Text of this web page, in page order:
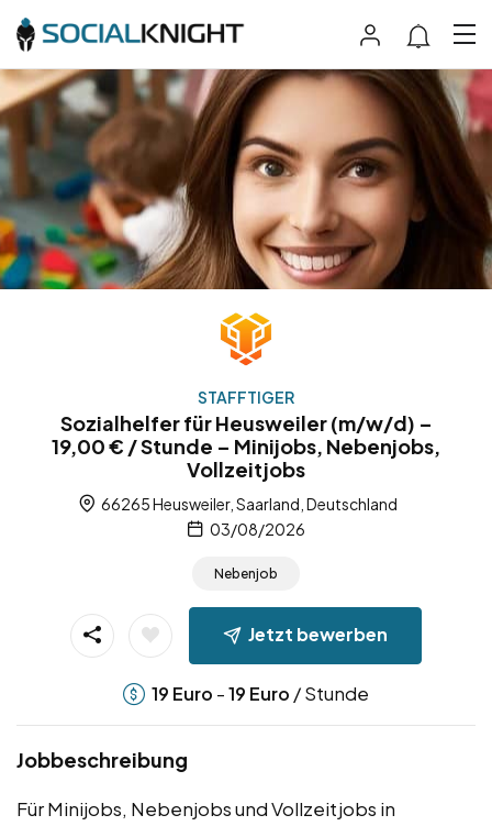
STAFFTIGER
Sozialhelfer für Heusweiler (m/w/d) –
19,00 € / Stunde – Minijobs, Nebenjobs,
Vollzeitjobs
66265 Heusweiler, Saarland, Deutschland
03/08/2026
Nebenjob
Jetzt bewerben
19 Euro -19 Euro / Stunde
Jobbeschreibung
Für Minijobs, Nebenjobs und Vollzeitjobs in